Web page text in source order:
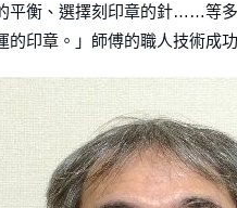
平衡、選擇刻印章的針……等
的印章。」師傅的職人技術成